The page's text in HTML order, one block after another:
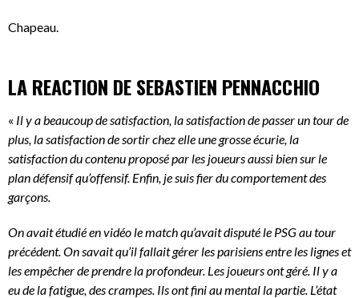
Chapeau.
LA REACTION DE SEBASTIEN PENNACCHIO
« Il y a beaucoup de satisfaction, la satisfaction de passer un tour de
plus, la satisfaction de sortir chez elle une grosse écurie, la
satisfaction du contenu proposé par les joueurs aussi bien sur le
plan défensif qu’offensif. Enfin, je suis fier du comportement des
garçons.
On avait étudié en vidéo le match qu’avait disputé le PSG au tour
précédent. On savait qu’il fallait gérer les parisiens entre les lignes et
les empêcher de prendre la profondeur. Les joueurs ont géré. Il y a
eu de la fatigue, des crampes. Ils ont fini au mental la partie. L’état